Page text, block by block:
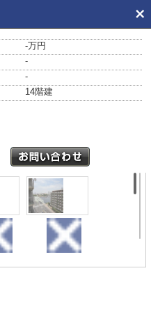
-万円
-
-
14階建
展望 カ
ー
サ相生